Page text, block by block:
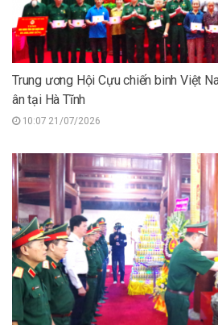
Trung ương Hội Cựu chiến binh Việt
ân tại Hà Tĩnh
10:07 21/07/2026